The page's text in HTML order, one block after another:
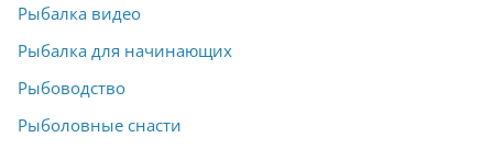
Рыбалка видео
Рыбалка для начинающих
Рыбоводство
Рыболовные снасти